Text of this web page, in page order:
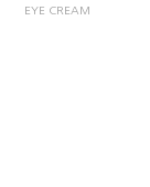
EYE CREAM